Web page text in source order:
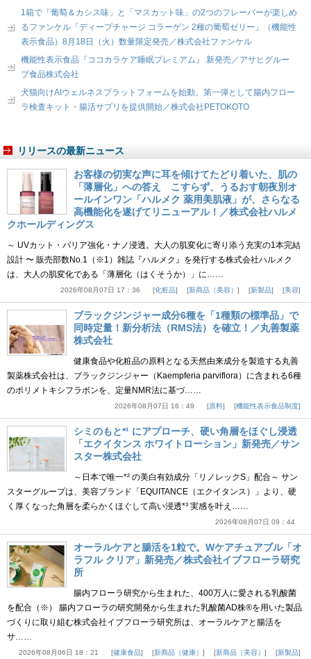
1箱で「葡萄＆カシス味」と「マスカット味」の2つのフレーバーが楽しめ
るファンケル「ディープチャージ コラーゲン 2種の葡萄ゼリー」（機能性
表示食品）8月18日（火）数量限定発売／株式会社ファンケル
機能性表示食品『ココカラケア睡眠プレミアム』 新発売／アサヒグルー
プ食品株式会社
犬猫向けAIウェルネスプラットフォームを始動。第一弾として腸内フロー
ラ検査キット・腸活サプリを提供開始／株式会社PETOKOTO
リリースの最新ニュース
お客様の切実な声に耳を傾けてたどり着いた、肌の
「薄層化」への答え こすらず、うるおす朝夜別オ
ールインワン「ハルメク 薬用美肌液」が、さらなる
高機能化を遂げてリニューアル！／株式会社ハルメ
クホールディングス
～ UVカット・バリア強化・ナノ浸透。大人の肌変化に寄り添う充実の1本完結
設計 〜 販売部数No.1（※1）雑誌『ハルメク』を発行する株式会社ハルメク
は、大人の肌変化である「薄層化（はくそうか）」に……
2026年08月07日 17：36 化粧品 新商品（美容） 新製品 美容
ブラックジンジャー成分6種を「1種類の標準品」で
同時定量！新分析法（RMS法）を確立！／丸善製薬
株式会社
健康食品や化粧品の原料となる天然由来成分を製造する丸善
製薬株式会社は、ブラックジンジャー（Kaempferia parviflora）に含まれる6種
のポリメトキシフラボンを、定量NMR法に基づ……
2026年08月07日 16：49 原料 機能性表示食品制度
シミのもと*¹ にアプローチ、硬い角層をほぐし浸透
「エクイタンス ホワイトローション」新発売／サン
スター株式会社
～日本で唯一*² の美白有効成分「リノレックS」配合～ サン
スターグループは、美容ブランド「EQUITANCE（エクイタンス）」より、硬
く厚くなった角層を柔らかくほぐして高い浸透*³ 実感を叶え……
2026年08月07日 09：44
オーラルケアと腸活を1粒で。Wケアチュアブル「オ
ラフル クリア」新発売／株式会社イブフローラ研究
所
腸内フローラ研究から生まれた、400万人に愛される乳酸菌
を配合（※） 腸内フローラの研究開発から生まれた乳酸菌AD株®を用いた製品
づくりに取り組む株式会社イブフローラ研究所は、オーラルケアと腸活を
サ……
2026年08月06日 18：21 健康食品 新商品（健康） 新商品（美容） 新製品